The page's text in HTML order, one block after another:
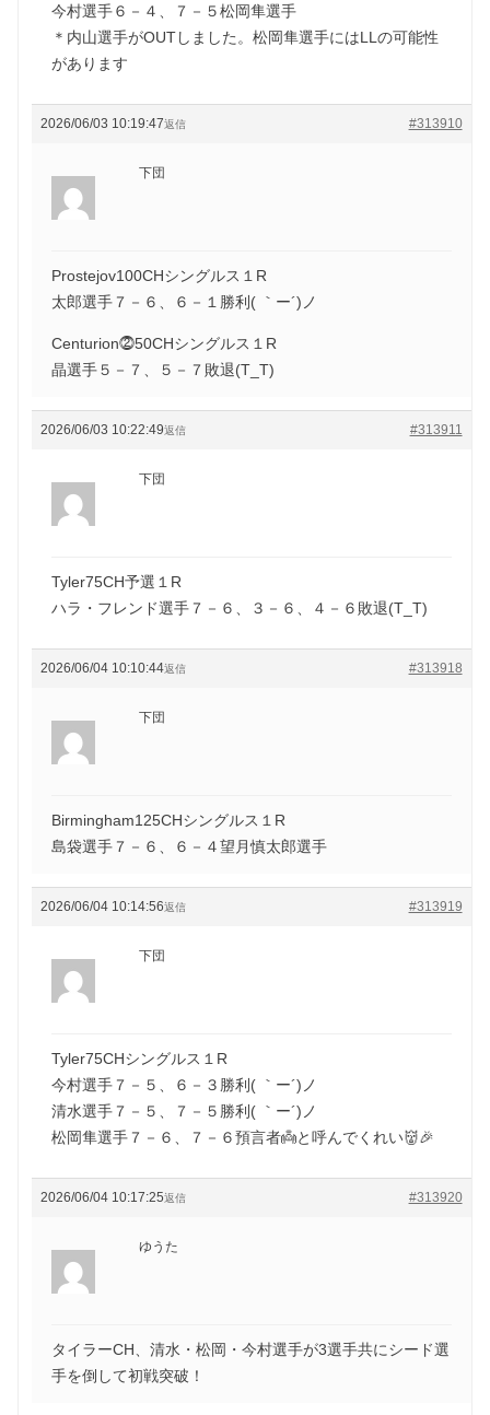
今村選手６－４、７－５松岡隼選手
＊内山選手がOUTしました。松岡隼選手にはLLの可能性
があります
2026/06/03 10:19:47 #313910
返信
下団
Prostejov100CHシングルス１R
太郎選手７－６、６－１勝利( ｀ー´)ノ
Centurion⓶50CHシングルス１R
晶選手５－７、５－７敗退(T_T)
2026/06/03 10:22:49 #313911
返信
下団
Tyler75CH予選１R
ハラ・フレンド選手７－６、３－６、４－６敗退(T_T)
2026/06/04 10:10:44 #313918
返信
下団
Birmingham125CHシングルス１R
島袋選手７－６、６－４望月慎太郎選手
2026/06/04 10:14:56 #313919
返信
下団
Tyler75CHシングルス１R
今村選手７－５、６－３勝利( ｀ー´)ノ
清水選手７－５、７－５勝利( ｀ー´)ノ
松岡隼選手７－６、７－６預言者👼と呼んでくれい👹🎉
2026/06/04 10:17:25 #313920
返信
ゆうた
タイラーCH、清水・松岡・今村選手が3選手共にシード選
手を倒して初戦突破！